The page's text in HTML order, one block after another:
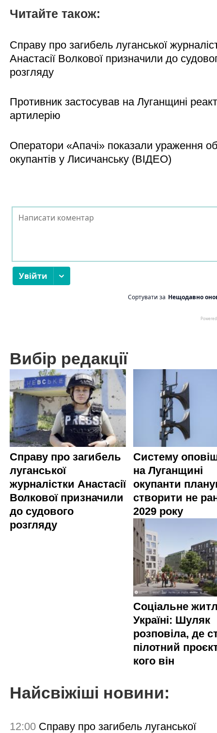
Читайте також:
Справу про загибель луганської
Анастасії Волкової призначили до
розгляду
Противник застосував на Луганщині
артилерію
Оператори «Апачі» показали ураження
окупантів у Лисичанську (ВІДЕО)
Вибір редакції
Справу про загибель
луганської
журналістки Анастасії
Волкової призначили
до судового
розгляду
Систему
на Луганщині
окупанти
створити не
2029 року
Соціальне
Україні: Шуляк
розповіла, де
пілотний
кого він
Найсвіжіші новини:
12:00 Справу про загибель луганської